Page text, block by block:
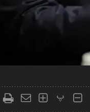
پ